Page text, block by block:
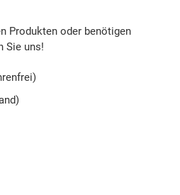
Produkten oder benötigen
Sie uns!